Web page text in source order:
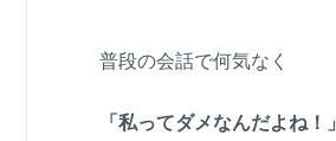
普段の会話で何気なく
「私ってダメなんだよね！」